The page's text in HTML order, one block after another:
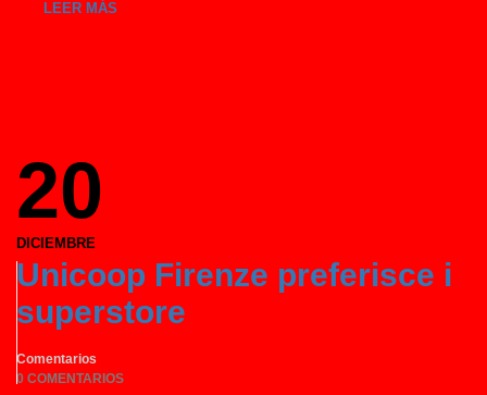
LEER MÁS
20
DICIEMBRE
Unicoop Firenze preferisce i
superstore
Comentarios
0 COMENTARIOS